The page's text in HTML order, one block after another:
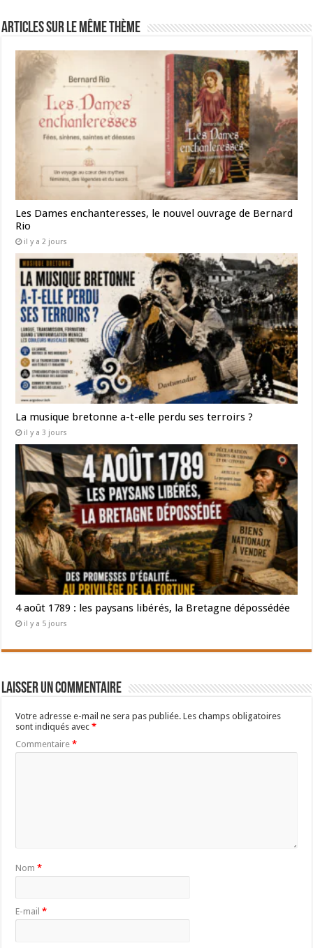
Articles sur le même thème
Les Dames enchanteresses, le nouvel ouvrage de Bernard
Rio
il y a 2 jours
La musique bretonne a-t-elle perdu ses terroirs ?
il y a 3 jours
4 août 1789 : les paysans libérés, la Bretagne dépossédée
il y a 5 jours
Laisser un commentaire
Votre adresse e-mail ne sera pas publiée. Les champs obligatoires
sont indiqués avec*
Commentaire*
Nom*
E-mail*